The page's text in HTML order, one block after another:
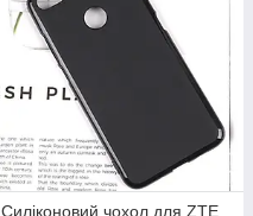
Силіконовий чохол для ZTE